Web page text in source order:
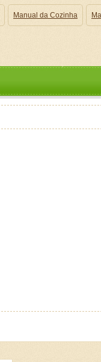
Manual da Cozinha